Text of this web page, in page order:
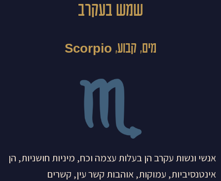
שמש בעקרב
מים, קבוע, Scorpio
אנשי ונשות עקרב הן בעלות עצמה וכח, מיניות חושניות, הן
אינטנסיביות, עמוקות, אוהבות קשר עין, קשרים